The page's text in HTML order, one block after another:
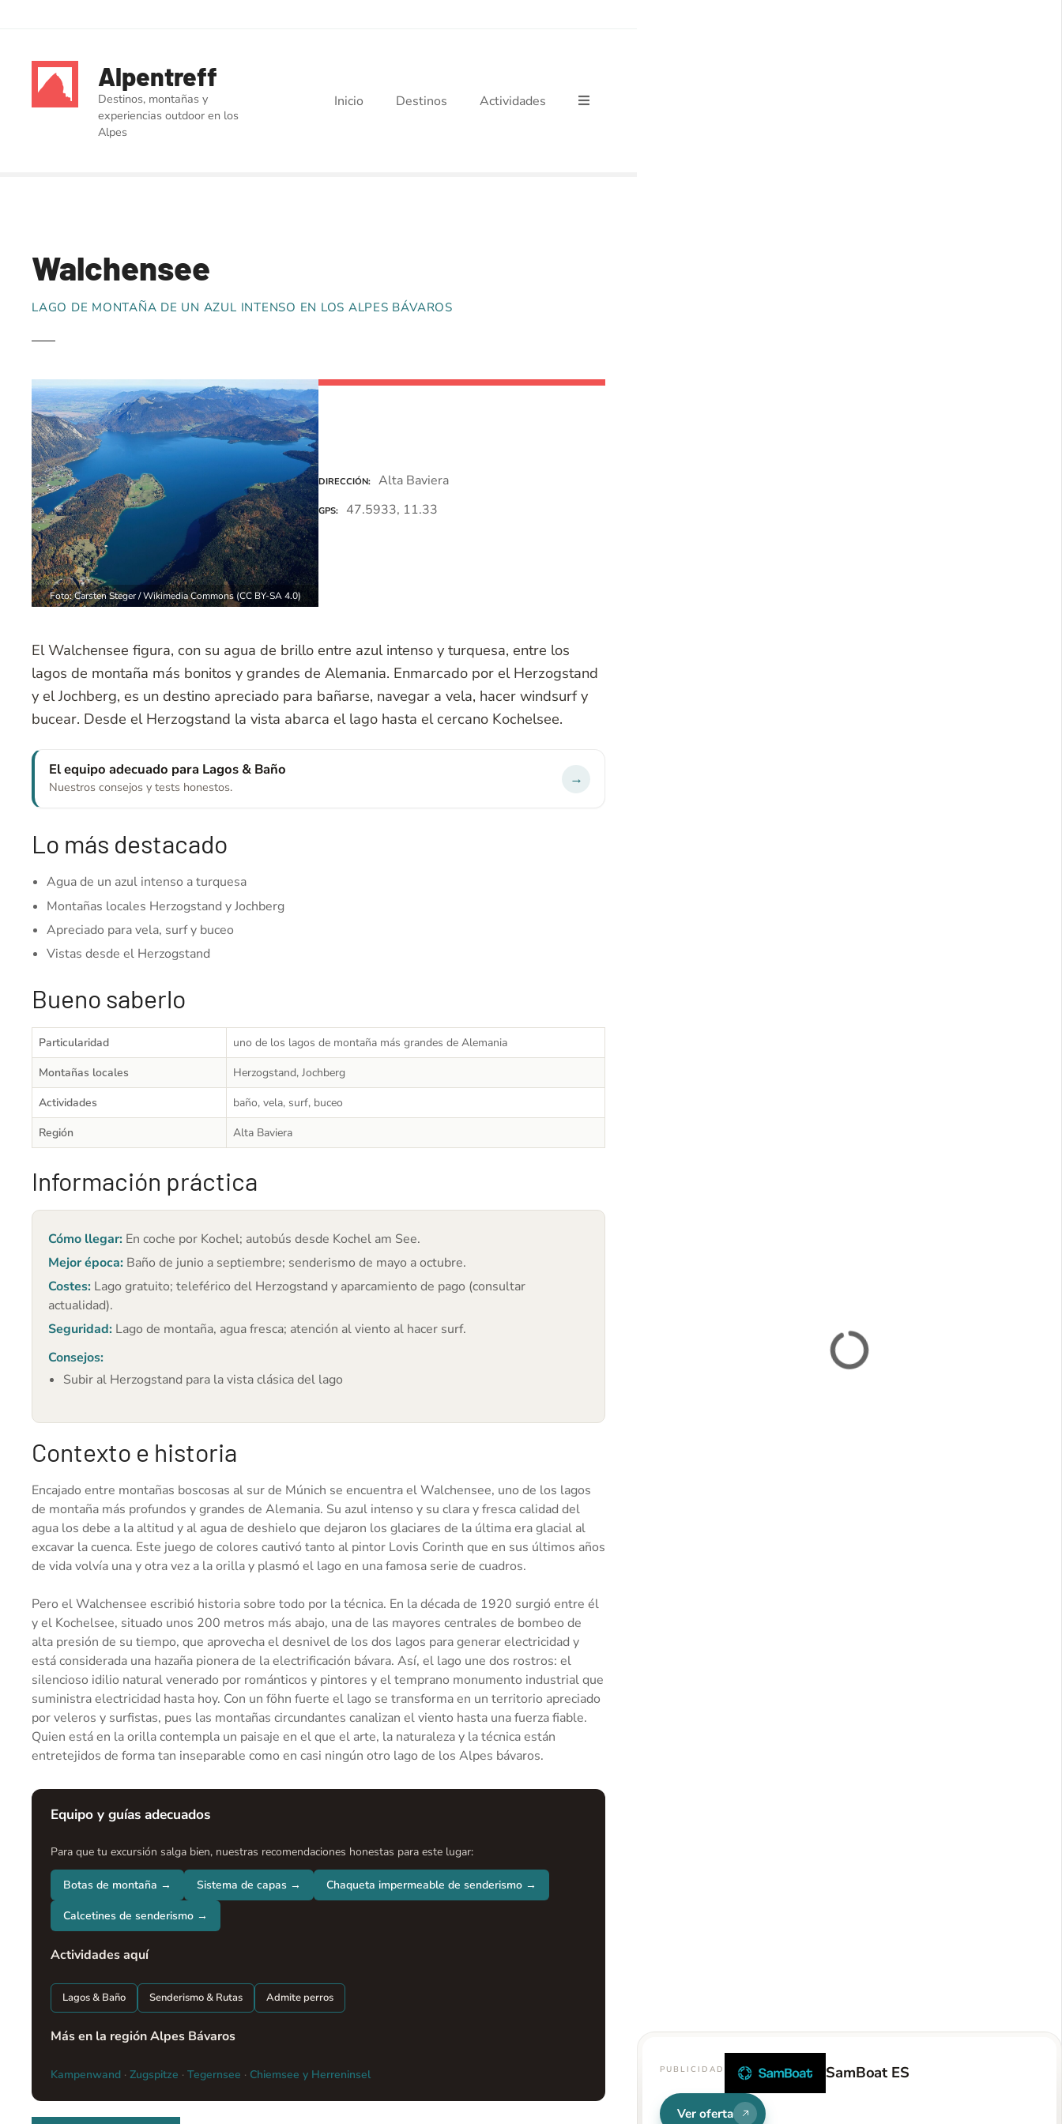
Alpentreff
Destinos, montañas y
experiencias outdoor en los
Alpes
Inicio Destinos Actividades
Walchensee
LAGO DE MONTAÑA DE UN AZUL INTENSO EN LOS ALPES BÁVAROS
Foto: Carsten Steger / Wikimedia Commons (CC BY-SA 4.0)
DIRECCIÓN Alta Baviera
GPS 47.5933, 11.33
El Walchensee figura, con su agua de brillo entre azul intenso y turquesa, entre los
lagos de montaña más bonitos y grandes de Alemania. Enmarcado por el Herzogstand
y el Jochberg, es un destino apreciado para bañarse, navegar a vela, hacer windsurf y
bucear. Desde el Herzogstand la vista abarca el lago hasta el cercano Kochelsee.
El equipo adecuado para Lagos & Baño
Nuestros consejos y tests honestos. →
Lo más destacado
Agua de un azul intenso a turquesa
Montañas locales Herzogstand y Jochberg
Apreciado para vela, surf y buceo
Vistas desde el Herzogstand
Bueno saberlo
Particularidad
uno de los lagos de montaña más grandes de Alemania
Montañas locales
Herzogstand, Jochberg
Actividades
baño, vela, surf, buceo
Región
Alta Baviera
Información práctica
Cómo llegar: En coche por Kochel; autobús desde Kochel am See.
Mejor época: Baño de junio a septiembre; senderismo de mayo a octubre.
Costes: Lago gratuito; teleférico del Herzogstand y aparcamiento de pago (consultar
actualidad).
Seguridad: Lago de montaña, agua fresca; atención al viento al hacer surf.
Consejos:
Subir al Herzogstand para la vista clásica del lago
Contexto e historia
Encajado entre montañas boscosas al sur de Múnich se encuentra el Walchensee, uno de los lagos
de montaña más profundos y grandes de Alemania. Su azul intenso y su clara y fresca calidad del
agua los debe a la altitud y al agua de deshielo que dejaron los glaciares de la última era glacial al
excavar la cuenca. Este juego de colores cautivó tanto al pintor Lovis Corinth que en sus últimos años
de vida volvía una y otra vez a la orilla y plasmó el lago en una famosa serie de cuadros.
Pero el Walchensee escribió historia sobre todo por la técnica. En la década de 1920 surgió entre él
y el Kochelsee, situado unos 200 metros más abajo, una de las mayores centrales de bombeo de
alta presión de su tiempo, que aprovecha el desnivel de los dos lagos para generar electricidad y
está considerada una hazaña pionera de la electrificación bávara. Así, el lago une dos rostros: el
silencioso idilio natural venerado por románticos y pintores y el temprano monumento industrial que
suministra electricidad hasta hoy. Con un föhn fuerte el lago se transforma en un territorio apreciado
por veleros y surfistas, pues las montañas circundantes canalizan el viento hasta una fuerza fiable.
Quien está en la orilla contempla un paisaje en el que el arte, la naturaleza y la técnica están
entretejidos de forma tan inseparable como en casi ningún otro lago de los Alpes bávaros.
Equipo y guías adecuados
Para que tu excursión salga bien, nuestras recomendaciones honestas para este lugar:
Botas de montaña → Sistema de capas → Chaqueta impermeable de senderismo →
Calcetines de senderismo →
Actividades aquí
Lagos & Baño Senderismo & Rutas Admite perros
Más en la región Alpes Bávaros
Kampenwand ·Zugspitze ·Tegernsee · Chiemsee y Herreninsel PUBLICIDAD SamBoat ES
Ver oferta